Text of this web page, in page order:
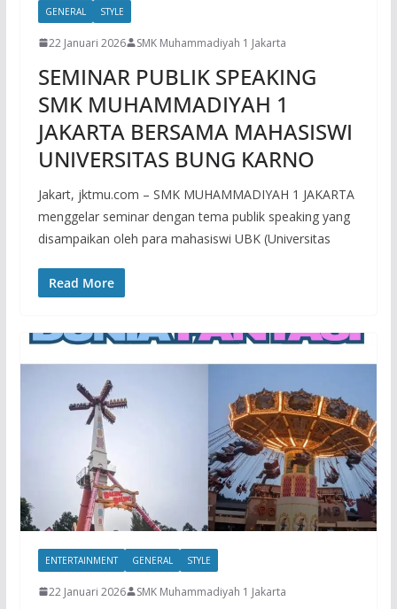
GENERAL STYLE
22 Januari 2026 SMK Muhammadiyah 1 Jakarta
SEMINAR PUBLIK SPEAKING
SMK MUHAMMADIYAH 1
JAKARTA BERSAMA MAHASISWI
UNIVERSITAS BUNG KARNO
Jakart, jktmu.com – SMK MUHAMMADIYAH 1 JAKARTA
menggelar seminar dengan tema publik speaking yang
disampaikan oleh para mahasiswi UBK (Universitas
Read More
ENTERTAINMENT GENERAL STYLE
22 Januari 2026 SMK Muhammadiyah 1 Jakarta